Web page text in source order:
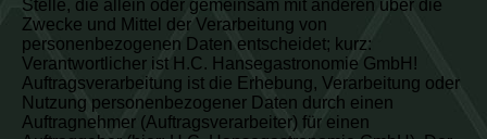
Stelle, die allein oder gemeinsam mit anderen über die
Zwecke und Mittel der Verarbeitung von
personenbezogenen Daten entscheidet; kurz:
Verantwortlicher ist H.C. Hansegastronomie GmbH!
Auftragsverarbeitung ist die Erhebung, Verarbeitung oder
Nutzung personenbezogener Daten durch einen
Auftragnehmer (Auftragsverarbeiter) für einen